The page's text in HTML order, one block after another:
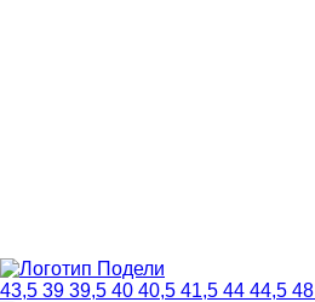
43,5 39 39,5 40 40,5 41,5 44 44,5 48